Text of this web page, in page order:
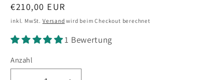
Normaler
Preis
€210,00 EUR
inkl. MwSt. Versand wird beim Checkout berechnet
1 Bewertung
Anzahl